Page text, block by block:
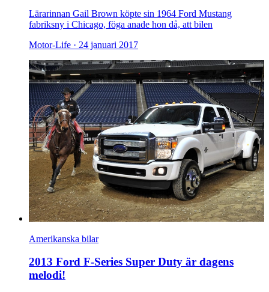
Lärarinnan Gail Brown köpte sin 1964 Ford Mustang
fabriksny i Chicago, föga anade hon då, att bilen
Motor-Life · 24 januari 2017
Amerikanska bilar
2013 Ford F-Series Super Duty är dagens
melodi!